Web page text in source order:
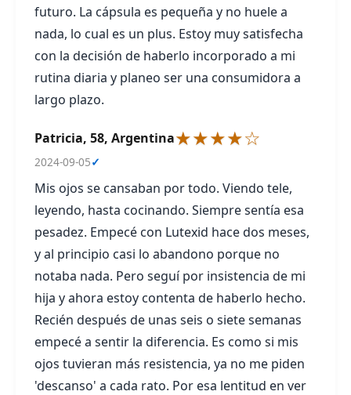
futuro. La cápsula es pequeña y no huele a
nada, lo cual es un plus. Estoy muy satisfecha
con la decisión de haberlo incorporado a mi
rutina diaria y planeo ser una consumidora a
largo plazo.
Patricia, 58, Argentina★★★★☆
2024-09-05✓
Mis ojos se cansaban por todo. Viendo tele,
leyendo, hasta cocinando. Siempre sentía esa
pesadez. Empecé con Lutexid hace dos meses,
y al principio casi lo abandono porque no
notaba nada. Pero seguí por insistencia de mi
hija y ahora estoy contenta de haberlo hecho.
Recién después de unas seis o siete semanas
empecé a sentir la diferencia. Es como si mis
ojos tuvieran más resistencia, ya no me piden
'descanso' a cada rato. Por esa lentitud en ver